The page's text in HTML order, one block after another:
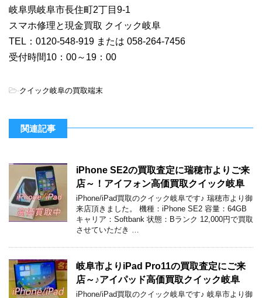
岐阜県岐阜市長住町2丁目9-1
スマホ修理と現金買取 クイック岐阜
TEL：0120-548-919 または 058-264-7456
受付時間10：00～19：00
-クイック岐阜の買取端末
関連記事
iPhone SE2の買取査定に瑞穂市よりご来
店～！アイフォン高価買取クイック岐阜
iPhone/iPad買取のクイック岐阜です♪ 瑞穂市より御
来店頂きました。 機種：iPhone SE2 容量：64GB
キャリア：Softbank 状態：Bランク 12,000円で買取
させていただき …
岐阜市よりiPad Pro11の買取査定にご来
店～♪アイパッド高価買取クイック岐阜
iPhone/iPad買取のクイック岐阜です♪ 岐阜市より御